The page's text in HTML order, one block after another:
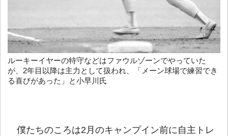
ルーキーイヤーの特守などはファウルゾーンでやっていた
が、2年目以降は主力として扱われ、「メーン球場で練習でき
る喜びがあった」と小早川氏
僕たちのころは2月のキャンプイン前に自主トレ